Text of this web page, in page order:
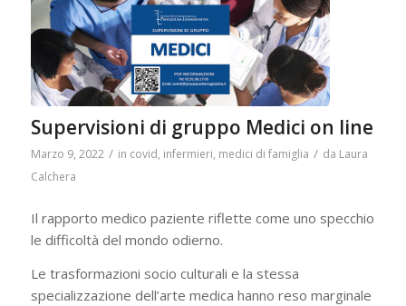
Supervisioni di gruppo Medici on line
Marzo 9, 2022 / in covid, infermieri, medici di famiglia / da Laura
Calchera
Il rapporto medico paziente riflette come uno specchio
le difficoltà del mondo odierno.
Le trasformazioni socio culturali e la stessa
specializzazione dell’arte medica hanno reso marginale